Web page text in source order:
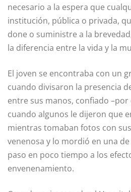
necesario a la espera que
institución, pública o privada,
done o suministre a la
la diferencia entre la vida y la
El joven se encontraba con un
cuando divisaron la presencia
entre sus manos, confiado
cuando algunos le dijeron que
mientras tomaban fotos con
venenosa y lo mordió en una
paso en poco tiempo a los
envenenamiento.